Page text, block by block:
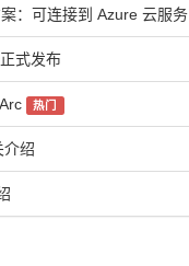
：可连接到 Azure 云服务
式发布
热门
绍